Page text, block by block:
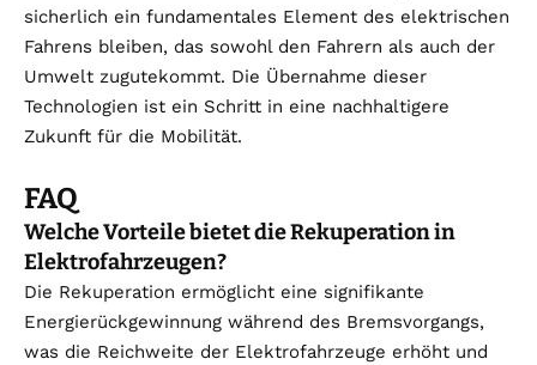
sicherlich ein fundamentales Element des elektrischen
Fahrens bleiben, das sowohl den Fahrern als auch der
Umwelt zugutekommt. Die Übernahme dieser
Technologien ist ein Schritt in eine nachhaltigere
Zukunft für die Mobilität.
FAQ
Welche Vorteile bietet die Rekuperation in
Elektrofahrzeugen?
Die Rekuperation ermöglicht eine signifikante
Energierückgewinnung während des Bremsvorgangs,
was die Reichweite der Elektrofahrzeuge erhöht und